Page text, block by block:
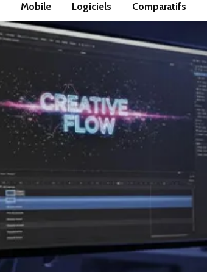
Mobile Logiciels Comparatifs